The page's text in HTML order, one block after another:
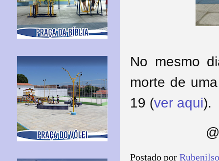
No mesmo
morte de
19 (ver aqui).
Postado por